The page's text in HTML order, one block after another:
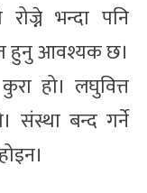
भन्दा पनि
हुनु आवश्यक छ।
हो। लघुवित्त
संस्था बन्द गर्ने